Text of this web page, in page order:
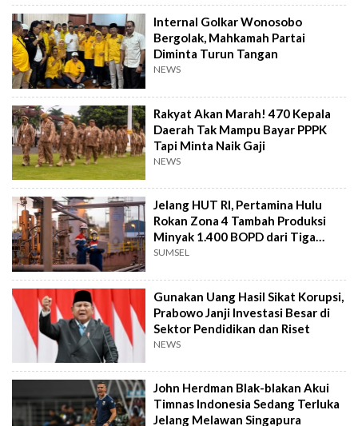
Internal Golkar Wonosobo
Bergolak, Mahkamah Partai
Diminta Turun Tangan
NEWS
Rakyat Akan Marah! 470 Kepala
Daerah Tak Mampu Bayar PPPK
Tapi Minta Naik Gaji
NEWS
Jelang HUT RI, Pertamina Hulu
Rokan Zona 4 Tambah Produksi
Minyak 1.400 BOPD dari Tiga
Sumur Baru
SUMSEL
Gunakan Uang Hasil Sikat Korupsi,
Prabowo Janji Investasi Besar di
Sektor Pendidikan dan Riset
NEWS
John Herdman Blak-blakan Akui
Timnas Indonesia Sedang Terluka
Jelang Melawan Singapura